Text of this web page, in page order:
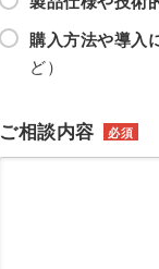
購入方法や導入
ど）
ご相談内容 必須